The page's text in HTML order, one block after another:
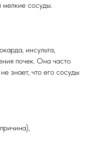
мелкие сосуды.
инсульта,
почек. Она часто
знает, что его сосуды